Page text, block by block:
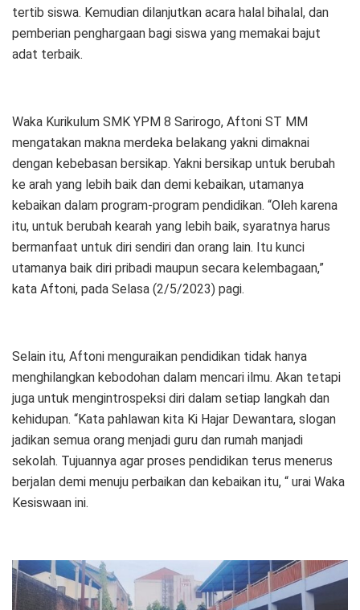
tertib siswa. Kemudian dilanjutkan acara halal bihalal, dan
pemberian penghargaan bagi siswa yang memakai bajut
adat terbaik.
Waka Kurikulum SMK YPM 8 Sarirogo, Aftoni ST MM
mengatakan makna merdeka belakang yakni dimaknai
dengan kebebasan bersikap. Yakni bersikap untuk berubah
ke arah yang lebih baik dan demi kebaikan, utamanya
kebaikan dalam program-program pendidikan. “Oleh karena
itu, untuk berubah kearah yang lebih baik, syaratnya harus
bermanfaat untuk diri sendiri dan orang lain. Itu kunci
utamanya baik diri pribadi maupun secara kelembagaan,”
kata Aftoni, pada Selasa (2/5/2023) pagi.
Selain itu, Aftoni menguraikan pendidikan tidak hanya
menghilangkan kebodohan dalam mencari ilmu. Akan tetapi
juga untuk mengintrospeksi diri dalam setiap langkah dan
kehidupan. “Kata pahlawan kita Ki Hajar Dewantara, slogan
jadikan semua orang menjadi guru dan rumah manjadi
sekolah. Tujuannya agar proses pendidikan terus menerus
berjalan demi menuju perbaikan dan kebaikan itu, “ urai Waka
Kesiswaan ini.